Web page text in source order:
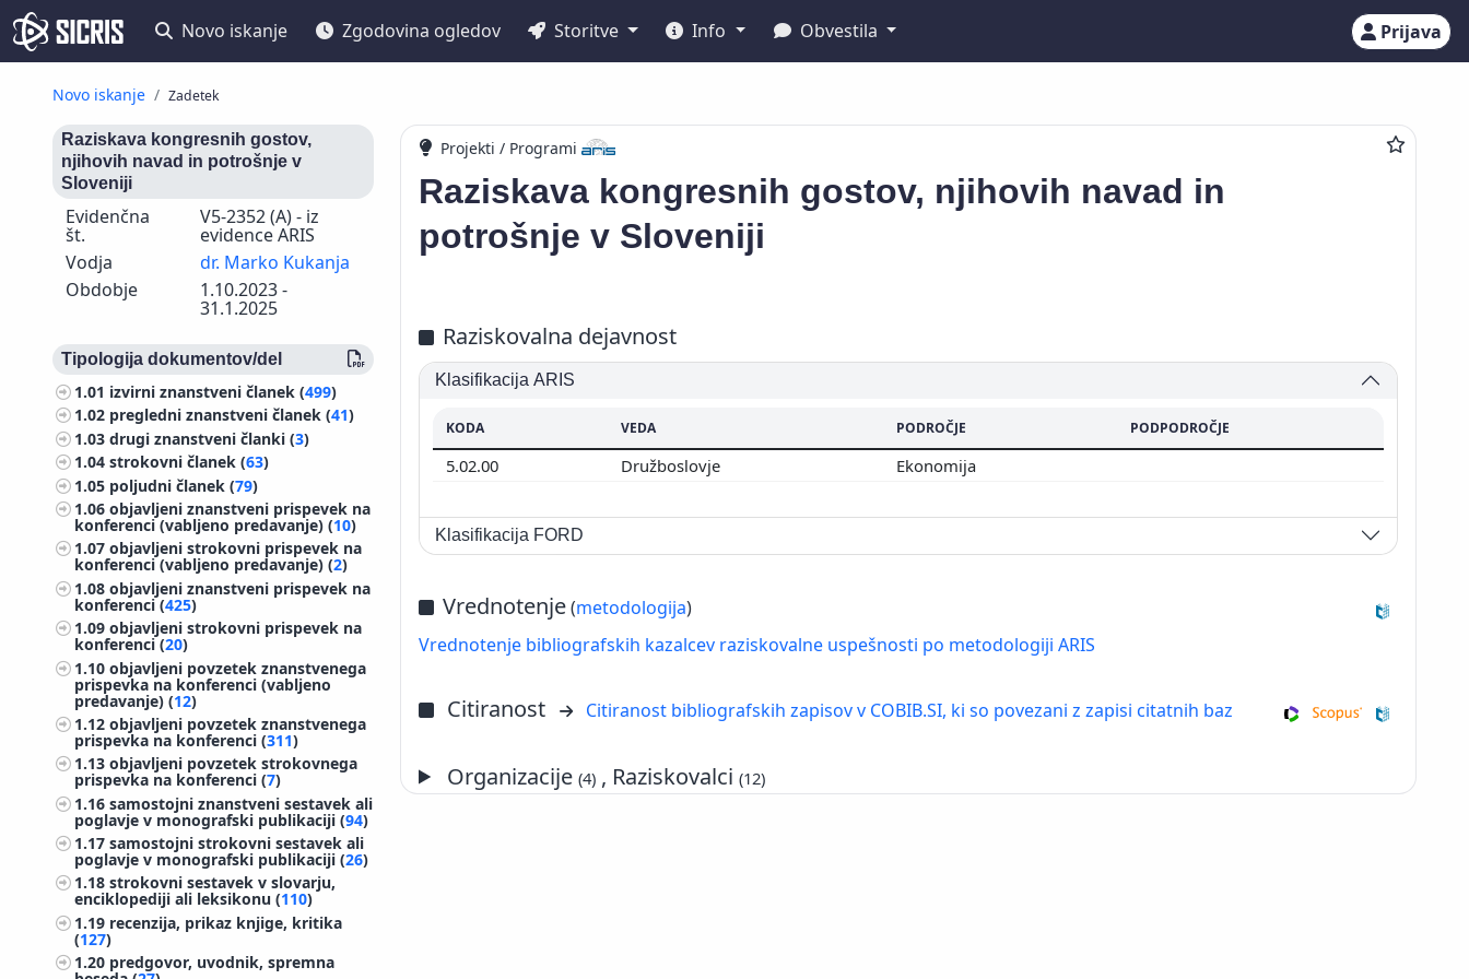
Novo iskanje Zgodovina ogledov Storitve Info Obvestila Prijava
Novo iskanje Zadetek
Raziskava kongresnih gostov,
njihovih navad in potrošnje v
Sloveniji
Evidenčna
št.
V5-2352 (A) - iz
evidence ARIS
Vodja
dr. Marko Kukanja
Obdobje
1.10.2023 -
31.1.2025
Tipologija dokumentov/del
1.01 izvirni znanstveni članek (499)
1.02 pregledni znanstveni članek (41)
1.03drugi znanstveni članki (3)
1.04strokovni članek (63)
1.05 poljudni članek (79)
1.06objavljeni znanstveni prispevek na
konferenci (vabljeno predavanje) (10)
1.07objavljeni strokovni prispevek na
konferenci (vabljeno predavanje) (2)
1.08objavljeni znanstveni prispevek na
konferenci (425)
1.09objavljeni strokovni prispevek na
konferenci (20)
1.10objavljeni povzetek znanstvenega
prispevka na konferenci (vabljeno
predavanje) (12)
1.12objavljeni povzetek znanstvenega
prispevka na konferenci (311)
1.13objavljeni povzetek strokovnega
prispevka na konferenci (7)
1.16samostojni znanstveni sestavek ali
poglavje v monografski publikaciji (94)
1.17samostojni strokovni sestavek ali
poglavje v monografski publikaciji (26)
1.18strokovni sestavek v slovarju,
enciklopediji ali leksikonu (110)
1.19 recenzija, prikaz knjige, kritika
(127)
1.20 predgovor, uvodnik, spremna
Projekti / Programi
Raziskava kongresnih gostov, njihovih navad in
potrošnje v Sloveniji
Raziskovalna dejavnost
Klasifikacija ARIS
KODA VEDA PODROČJE PODPODROČJE
5.02.00 Družboslovje Ekonomija
Klasifikacija FORD
Vrednotenje(metodologija)
Vrednotenje bibliografskih kazalcev raziskovalne uspešnosti po metodologiji ARIS
Citiranost Citiranost bibliografskih zapisov v COBIB.SI, ki so povezani z zapisi citatnih baz
Organizacije(4) , Raziskovalci(12)